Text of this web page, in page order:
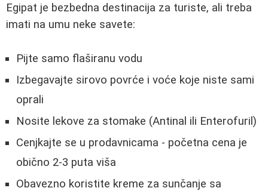
Egipat je bezbedna destinacija za turiste, ali treba
imati na umu neke savete:
Pijte samo flaširanu vodu
Izbegavajte sirovo povrće i voće koje niste sami
oprali
Nosite lekove za stomake (Antinal ili Enterofuril)
Cenjkajte se u prodavnicama - početna cena je
obično 2-3 puta viša
Obavezno koristite kreme za sunčanje sa